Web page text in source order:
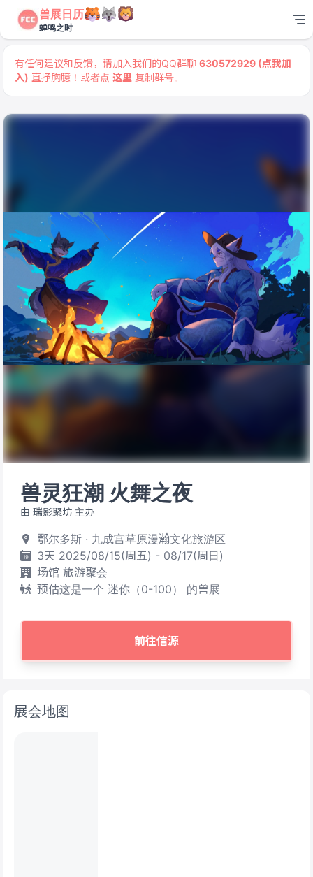
兽展日历
蝉鸣之时
有任何建议和反馈，请加入我们的QQ群聊 630572929 (点我加
入) 直抒胸臆！或者点 这里 复制群号。
兽灵狂潮 火舞之夜
由 瑞影聚坊 主办
鄂尔多斯 · 九成宫草原漫瀚文化旅游区
3天 2025/08/15(周五) - 08/17(周日)
场馆 旅游聚会
预估这是一个 迷你（0-100） 的兽展
前往信源
展会地图